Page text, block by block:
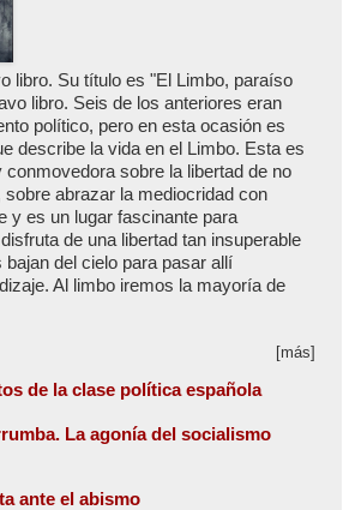
libro. Su título es "El Limbo, paraíso
libro. Seis de los anteriores eran
político, pero en esta ocasión es
describe la vida en el Limbo. Esta es
conmovedora sobre la libertad de no
sobre abrazar la mediocridad con
y es un lugar fascinante para
de una libertad tan insuperable
del cielo para pasar allí
Al limbo iremos la mayoría de
[más]
de la clase política española
La agonía del socialismo
ante el abismo